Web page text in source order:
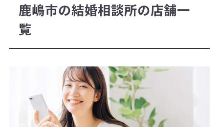
鹿嶋市の結婚相談所の店舗一
覧